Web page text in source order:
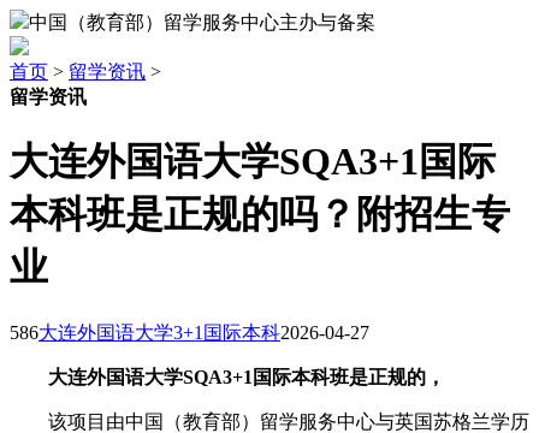
中国（教育部）留学服务中心主办与备案
首页 > 留学资讯 >
留学资讯
大连外国语大学SQA3+1国际
本科班是正规的吗？附招生专
业
586大连外国语大学3+1国际本科2026-04-27
大连外国语大学SQA3+1国际本科班是正规的，
该项目由中国（教育部）留学服务中心与英国苏格兰学历